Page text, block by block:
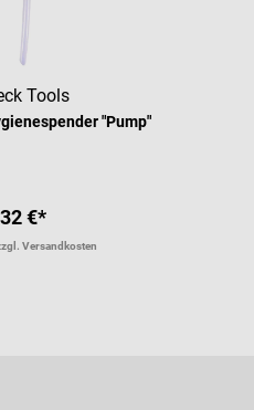
Tools
"Pump"
€*
Versandkosten